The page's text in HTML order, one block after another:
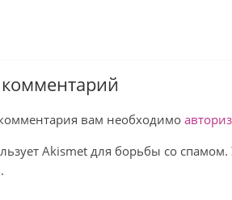
вам необходимо
Akismet для борьбы со